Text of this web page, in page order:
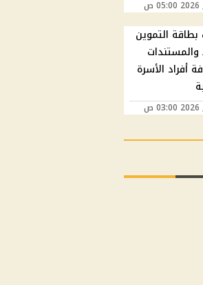
التموين
والمستندات
أفراد الأسرة